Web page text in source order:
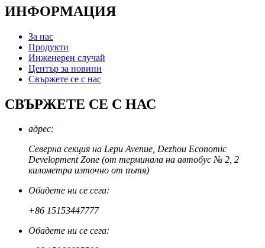
ИНФОРМАЦИЯ
За нас
Продукти
Инженерен случай
Център за новини
Свържете се с нас
СВЪРЖЕТЕ СЕ С НАС
адрес:
Северна секция на Lepu Avenue, Dezhou Economic
Development Zone (от терминала на автобус № 2, 2
километра източно от пътя)
Обадете ни се сега:
+86 15153447777
Обадете ни се сега: